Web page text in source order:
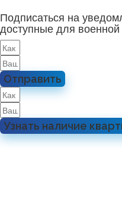
Подписаться на
доступные для военной
Отправить
Узнать наличие